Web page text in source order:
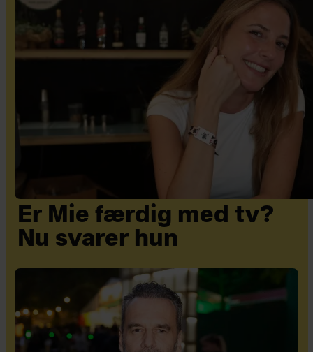
Er Mie færdig med tv?
Nu svarer hun